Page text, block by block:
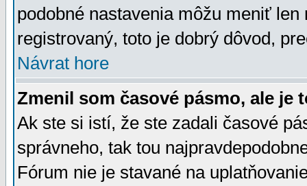
podobné nastavenia môžu meniť
registrovaný, toto je dobrý dôvod,
Návrat hore
Zmenil som časové pásmo, ale je
Ak ste si istí, že ste zadali časové
správneho, tak tou
Fórum nie je stavané na